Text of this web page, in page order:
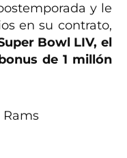
y le
en su contrato,
Bowl LIV, el
de 1 millón